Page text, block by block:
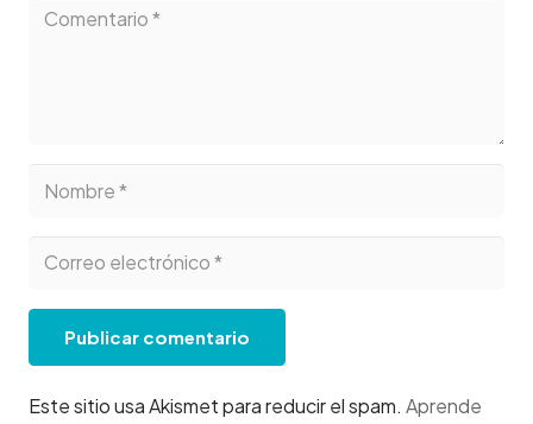
Publicar comentario
Este sitio usa Akismet para reducir el spam. Aprende